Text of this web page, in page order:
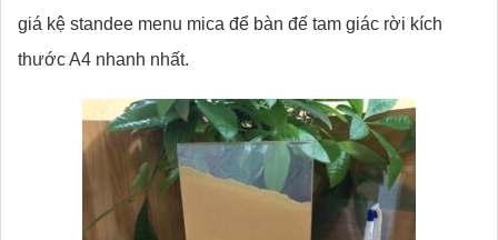
giá kệ standee menu mica để bàn đế tam giác rời kích
thước A4 nhanh nhất.